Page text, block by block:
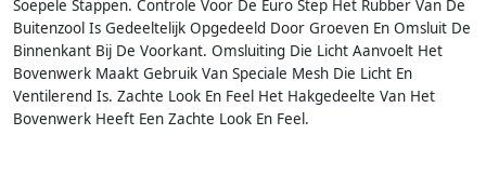
Soepele Stappen. Controle Voor De Euro Step Het Rubber Van De
Buitenzool Is Gedeeltelijk Opgedeeld Door Groeven En Omsluit De
Binnenkant Bij De Voorkant. Omsluiting Die Licht Aanvoelt Het
Bovenwerk Maakt Gebruik Van Speciale Mesh Die Licht En
Ventilerend Is. Zachte Look En Feel Het Hakgedeelte Van Het
Bovenwerk Heeft Een Zachte Look En Feel.